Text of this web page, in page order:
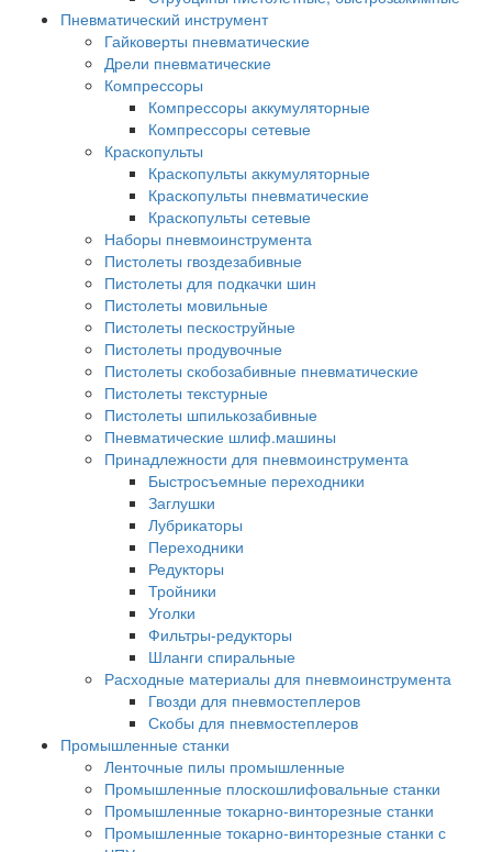
Пневматический инструмент
Гайковерты пневматические
Дрели пневматические
Компрессоры
Компрессоры аккумуляторные
Компрессоры сетевые
Краскопульты
Краскопульты аккумуляторные
Краскопульты пневматические
Краскопульты сетевые
Наборы пневмоинструмента
Пистолеты гвоздезабивные
Пистолеты для подкачки шин
Пистолеты мовильные
Пистолеты пескоструйные
Пистолеты продувочные
Пистолеты скобозабивные пневматические
Пистолеты текстурные
Пистолеты шпилькозабивные
Пневматические шлиф.машины
Принадлежности для пневмоинструмента
Быстросъемные переходники
Заглушки
Лубрикаторы
Переходники
Редукторы
Тройники
Уголки
Фильтры-редукторы
Шланги спиральные
Расходные материалы для пневмоинструмента
Гвозди для пневмостеплеров
Скобы для пневмостеплеров
Промышленные станки
Ленточные пилы промышленные
Промышленные плоскошлифовальные станки
Промышленные токарно-винторезные станки
Промышленные токарно-винторезные станки с